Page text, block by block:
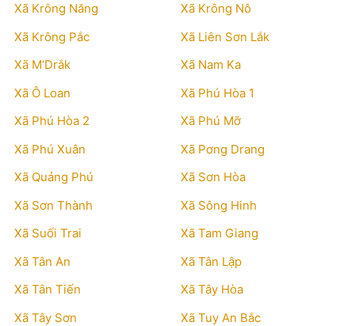
Xã Krông Năng
Xã Krông Nô
Xã Krông Pắc
Xã Liên Sơn Lắk
Xã M’Drắk
Xã Nam Ka
Xã Ô Loan
Xã Phú Hòa 1
Xã Phú Hòa 2
Xã Phú Mỡ
Xã Phú Xuân
Xã Pơng Drang
Xã Quảng Phú
Xã Sơn Hòa
Xã Sơn Thành
Xã Sông Hinh
Xã Suối Trai
Xã Tam Giang
Xã Tân An
Xã Tân Lập
Xã Tân Tiến
Xã Tây Hòa
Xã Tây Sơn
Xã Tuy An Bắc